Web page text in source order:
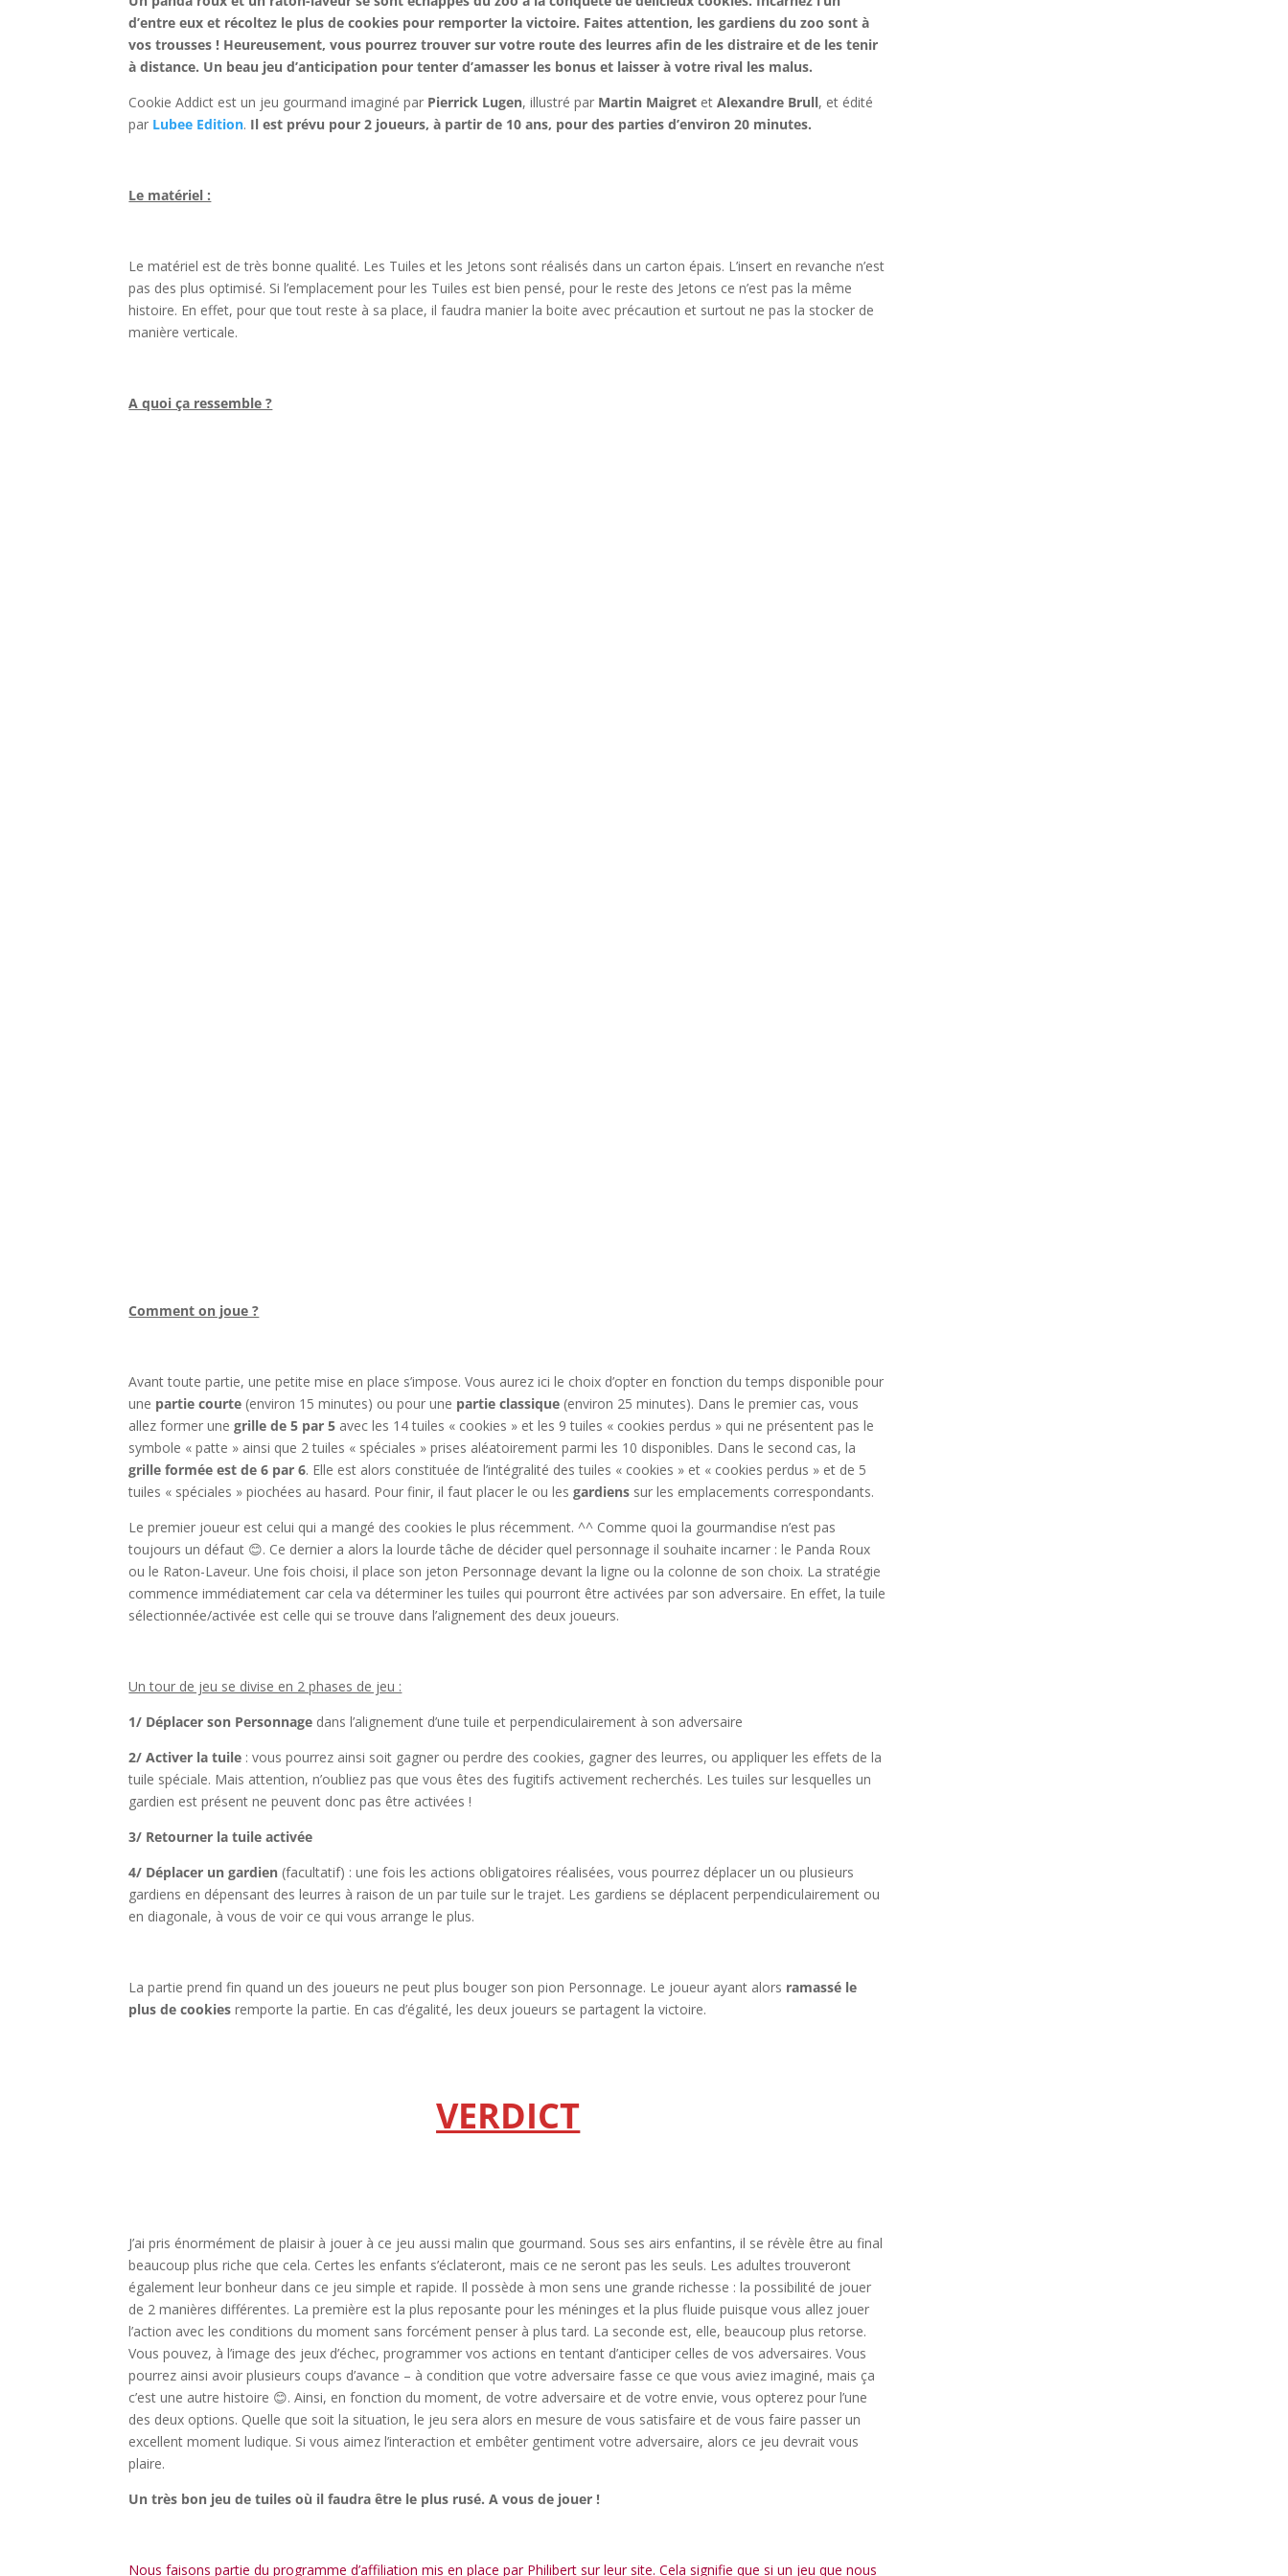
d’entre eux et récoltez le plus de cookies pour remporter la victoire. Faites attention, les gardiens du zoo sont à
vos trousses ! Heureusement, vous pourrez trouver sur votre route des leurres afin de les distraire et de les tenir
à distance. Un beau jeu d’anticipation pour tenter d’amasser les bonus et laisser à votre rival les malus.
Cookie Addict est un jeu gourmand imaginé par Pierrick Lugen, illustré par Martin Maigret etAlexandre Brull, et édité
par Lubee Edition. Il est prévu pour 2 joueurs, à partir de 10 ans, pour des parties d’environ 20 minutes.
Le matériel :
Le matériel est de très bonne qualité. Les Tuiles et les Jetons sont réalisés dans un carton épais. L’insert en revanche n’est
pas des plus optimisé. Si l’emplacement pour les Tuiles est bien pensé, pour le reste des Jetons ce n’est pas la même
histoire. En effet, pour que tout reste à sa place, il faudra manier la boite avec précaution et surtout ne pas la stocker de
manière verticale.
A quoi ça ressemble ?
Comment on joue ?
Avant toute partie, une petite mise en place s’impose. Vous aurez ici le choix d’opter en fonction du temps disponible pour
une partie courte (environ 15 minutes) ou pour une partie classique (environ 25 minutes). Dans le premier cas, vous
allez former unegrille de 5 par 5 avec les 14 tuiles « cookies » et les 9 tuiles « cookies perdus » qui ne présentent pas le
symbole « patte » ainsi que 2 tuiles « spéciales » prises aléatoirement parmi les 10 disponibles. Dans le second cas, la
grille formée est de 6 par 6. Elle est alors constituée de l’intégralité des tuiles « cookies » et « cookies perdus » et de 5
tuiles « spéciales » piochées au hasard. Pour finir, il faut placer le ou lesgardiens sur les emplacements correspondants.
Le premier joueur est celui qui a mangé des cookies le plus récemment. ^^ Comme quoi la gourmandise n’est pas
toujours un défaut 😊. Ce dernier a alors la lourde tâche de décider quel personnage il souhaite incarner : le Panda Roux
ou le Raton-Laveur. Une fois choisi, il place son jeton Personnage devant la ligne ou la colonne de son choix. La stratégie
commence immédiatement car cela va déterminer les tuiles qui pourront être activées par son adversaire. En effet, la tuile
sélectionnée/activée est celle qui se trouve dans l’alignement des deux joueurs.
Un tour de jeu se divise en 2 phases de jeu :
1/ Déplacer son Personnage dans l’alignement d’une tuile et perpendiculairement à son adversaire
2/ Activer la tuile : vous pourrez ainsi soit gagner ou perdre des cookies, gagner des leurres, ou appliquer les effets de la
tuile spéciale. Mais attention, n’oubliez pas que vous êtes des fugitifs activement recherchés. Les tuiles sur lesquelles un
gardien est présent ne peuvent donc pas être activées !
3/ Retourner la tuile activée
4/ Déplacer un gardien (facultatif) : une fois les actions obligatoires réalisées, vous pourrez déplacer un ou plusieurs
gardiens en dépensant des leurres à raison de un par tuile sur le trajet. Les gardiens se déplacent perpendiculairement ou
en diagonale, à vous de voir ce qui vous arrange le plus.
La partie prend fin quand un des joueurs ne peut plus bouger son pion Personnage. Le joueur ayant alors ramassé le
plus de cookies remporte la partie. En cas d’égalité, les deux joueurs se partagent la victoire.
VERDICT
J’ai pris énormément de plaisir à jouer à ce jeu aussi malin que gourmand. Sous ses airs enfantins, il se révèle être au final
beaucoup plus riche que cela. Certes les enfants s’éclateront, mais ce ne seront pas les seuls. Les adultes trouveront
également leur bonheur dans ce jeu simple et rapide. Il possède à mon sens une grande richesse : la possibilité de jouer
de 2 manières différentes. La première est la plus reposante pour les méninges et la plus fluide puisque vous allez jouer
l’action avec les conditions du moment sans forcément penser à plus tard. La seconde est, elle, beaucoup plus retorse.
Vous pouvez, à l’image des jeux d’échec, programmer vos actions en tentant d’anticiper celles de vos adversaires. Vous
pourrez ainsi avoir plusieurs coups d’avance – à condition que votre adversaire fasse ce que vous aviez imaginé, mais ça
c’est une autre histoire 😊. Ainsi, en fonction du moment, de votre adversaire et de votre envie, vous opterez pour l’une
des deux options. Quelle que soit la situation, le jeu sera alors en mesure de vous satisfaire et de vous faire passer un
excellent moment ludique. Si vous aimez l’interaction et embêter gentiment votre adversaire, alors ce jeu devrait vous
plaire.
Un très bon jeu de tuiles où il faudra être le plus rusé. A vous de jouer !
Nous faisons partie du programme d’affiliation mis en place par Philibert sur leur site. Cela signifie que si un jeu que nous